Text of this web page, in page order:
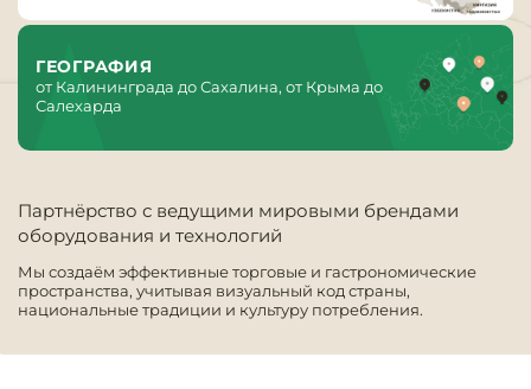
Нейтральное
общепита
Линии
Весовое
химчисток и
ГЕОГРАФИЯ
от Калининграда до Сахалина, от Крыма до
Салехарда
Партнёрство с ведущими мировыми брендами
оборудования и технологий
Мы создаём эффективные торговые и гастрономические
пространства, учитывая визуальный код страны,
национальные традиции и культуру потребления.